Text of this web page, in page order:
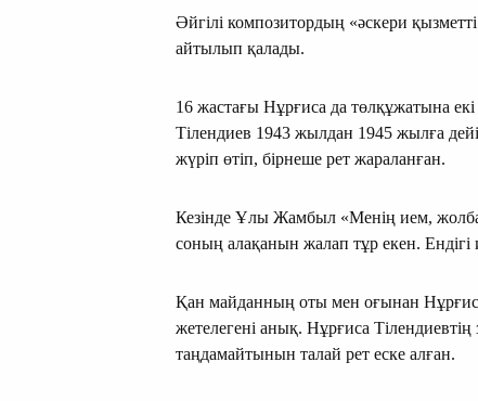
Әйгілі композитордың «әскери
айтылып қалады.
16 жастағы Нұрғиса да төлқұжатына
Тілендиев 1943 жылдан 1945 жылға
жүріп өтіп, бірнеше рет жараланған.
Кезінде Ұлы Жамбыл «Менің ием,
соның алақанын жалап тұр екен. Ендігі
Қан майданның оты мен оғынан
жетелегені анық. Нұрғиса
таңдамайтынын талай рет еске алған.